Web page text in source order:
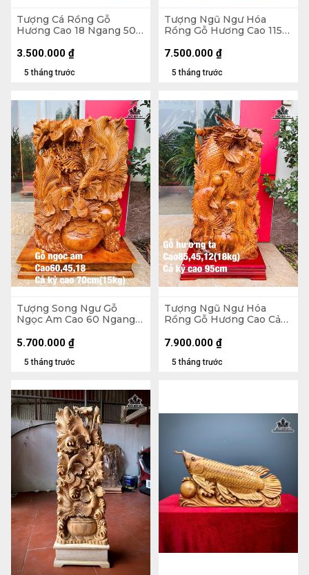
Tượng Cá Rồng Gỗ
Hương Cao 18 Ngang 50
5 tháng trước
3.500.000 ₫
Tượng Ngũ Ngư Hóa
Rồng Gỗ Hương Cao 115
Không Kỷ Cao 100 (cm)
5 tháng trước
7.500.000 ₫
Tượng Song Ngư Gỗ
Ngọc Am Cao 60 Ngang
70 - 15kg
5 tháng trước
5.700.000 ₫
Tượng Ngũ Ngư Hóa
Rồng Gỗ Hương Cao Cả
(cm) - 18kg - Kỷ Cao 10
5 tháng trước
7.900.000 ₫